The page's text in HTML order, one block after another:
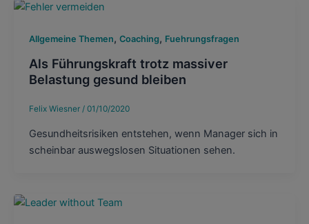
Allgemeine Themen, Coaching, Fuehrungsfragen
Als Führungskraft trotz massiver
Belastung gesund bleiben
Felix Wiesner / 01/10/2020
Gesundheitsrisiken entstehen, wenn Manager sich in
scheinbar auswegslosen Situationen sehen.